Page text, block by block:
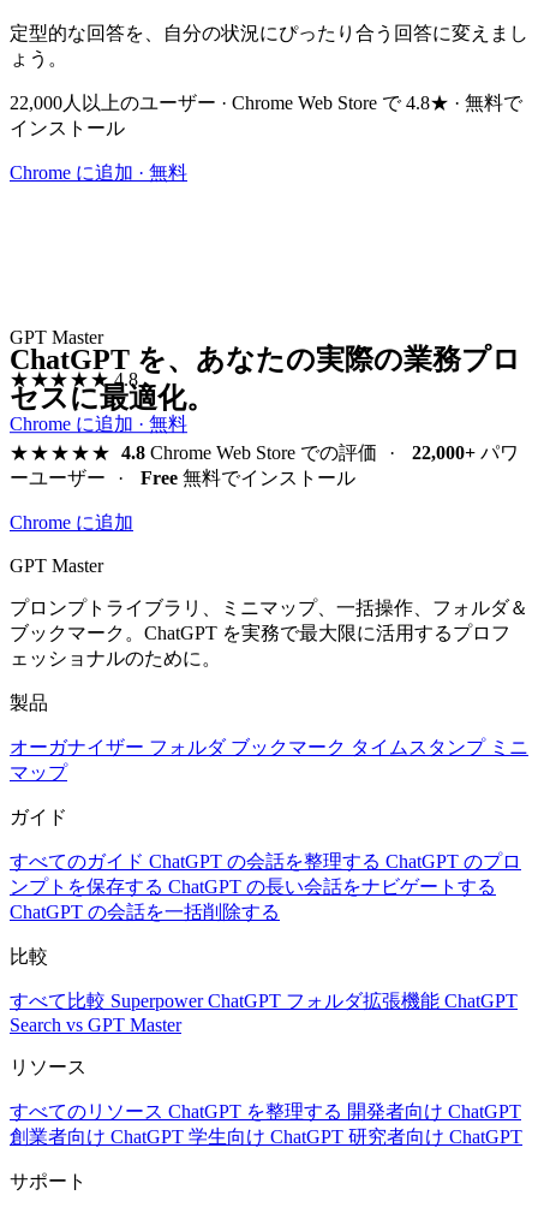
定型的な回答を、自分の状況にぴったり合う回答に変えまし
ょう。
22,000人以上のユーザー · Chrome Web Store で 4.8★ · 無料で
インストール
Chrome に追加 · 無料
GPT Master
★★★★★4.8
Chrome に追加 · 無料
ChatGPT を、あなたの実際の業務プロ
セスに最適化。
★★★★★ 4.8Chrome Web Store での評価 · 22,000+パワ
ーユーザー
· Free 無料でインストール
Chrome に追加
GPT Master
プロンプトライブラリ、ミニマップ、一括操作、フォルダ＆
ブックマーク。ChatGPT を実務で最大限に活用するプロフ
ェッショナルのために。
製品
オーガナイザー フォルダ ブックマーク タイムスタンプ ミニ
マップ
ガイド
すべてのガイド ChatGPT の会話を整理する ChatGPT のプロ
ンプトを保存する ChatGPT の長い会話をナビゲートする
ChatGPT の会話を一括削除する
比較
すべて比較 Superpower ChatGPT フォルダ拡張機能 ChatGPT
Search vs GPT Master
リソース
すべてのリソース ChatGPT を整理する 開発者向け ChatGPT
創業者向け ChatGPT 学生向け ChatGPT 研究者向け ChatGPT
サポート